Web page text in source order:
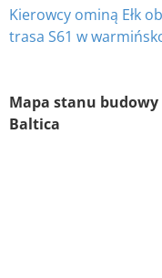
Kierowcy ominą Ełk
trasa S61 w
Mapa stanu budowy
Baltica